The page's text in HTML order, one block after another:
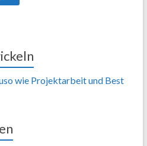
wie Projektarbeit und Best